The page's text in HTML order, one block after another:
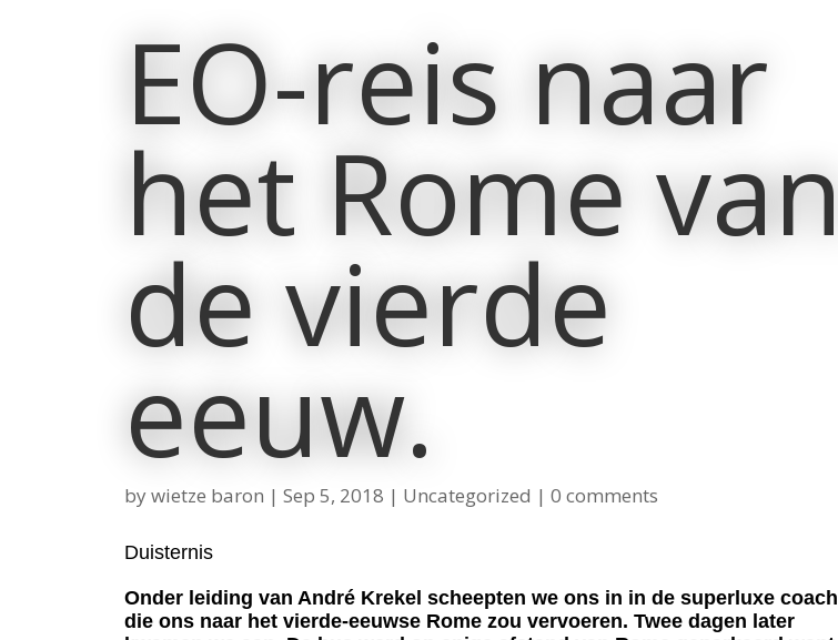
EO-reis naar
het Rome van
de vierde
eeuw.
bywietze baron | Sep 5, 2018 | Uncategorized | 0 comments
Duisternis
Onder leiding van André Krekel scheepten we ons in in de superluxe coach
die ons naar het vierde-eeuwse Rome zou vervoeren. Twee dagen later